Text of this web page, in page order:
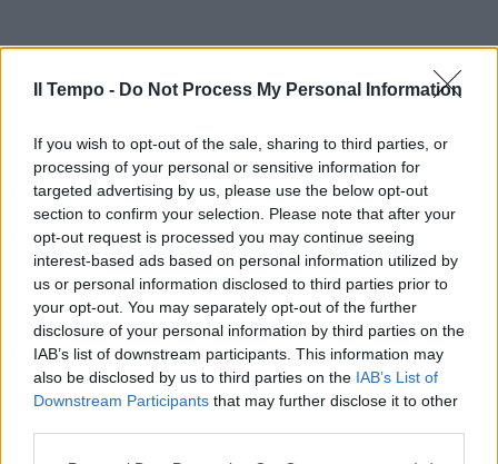
Il Tempo - Do Not Process My Personal Information
If you wish to opt-out of the sale, sharing to third parties, or
processing of your personal or sensitive information for
targeted advertising by us, please use the below opt-out
section to confirm your selection. Please note that after your
opt-out request is processed you may continue seeing
interest-based ads based on personal information utilized by
us or personal information disclosed to third parties prior to
your opt-out. You may separately opt-out of the further
disclosure of your personal information by third parties on the
IAB’s list of downstream participants. This information may
also be disclosed by us to third parties on the IAB’s List of
Downstream Participants that may further disclose it to other
In evidenza